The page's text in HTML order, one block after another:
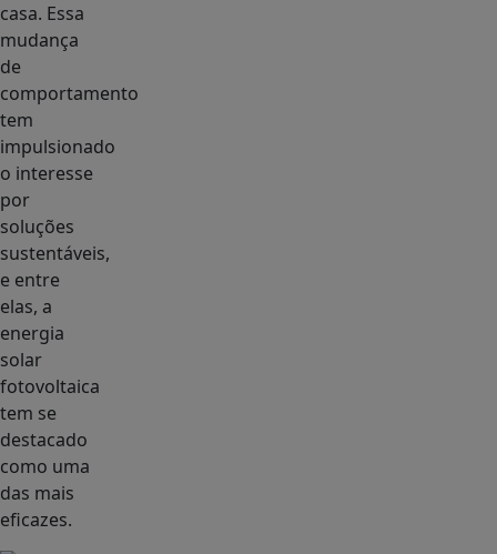
casa. Essa
mudança
de
comportamento
tem
impulsionado
o interesse
por
soluções
sustentáveis,
e entre
elas, a
energia
solar
fotovoltaica
tem se
destacado
como uma
das mais
eficazes.